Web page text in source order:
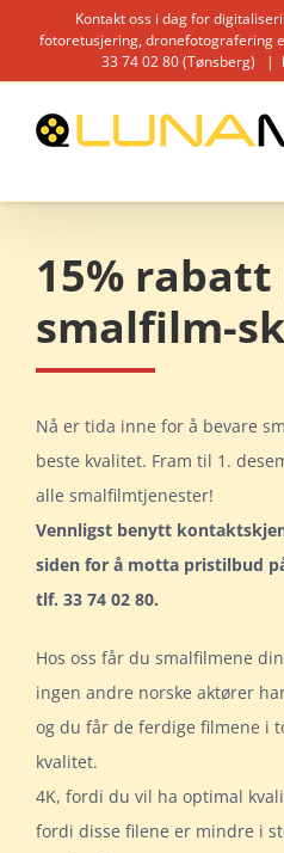
content
Kontakt oss i dag for
fotoretusjering, dronefotografering
33 74 02 80 (Tønsberg)
|
15% rabatt
smalfilm-
Nå er tida inne for å bevare
beste kvalitet. Fram til 1.
alle smalfilmtjenester!
Vennligst benytt
siden for å motta pristilbud
tlf. 33 74 02 80.
Hos oss får du smalfilmene
ingen andre norske aktører
og du får de ferdige filmene i
kvalitet.
4K, fordi du vil ha optimal
fordi disse filene er mindre i